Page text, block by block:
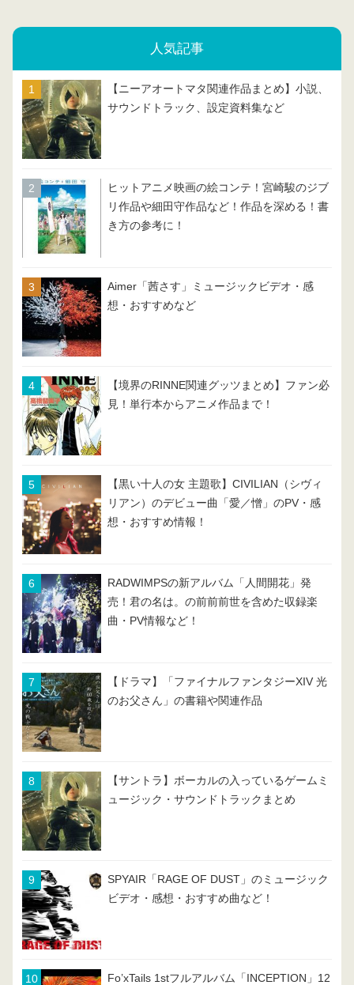
人気記事
【ニーアオートマタ関連作品まとめ】小説、
サウンドトラック、設定資料集など
ヒットアニメ映画の絵コンテ！宮崎駿のジブ
リ作品や細田守作品など！作品を深める！書
き方の参考に！
Aimer「茜さす」ミュージックビデオ・感
想・おすすめなど
【境界のRINNE関連グッツまとめ】ファン必
見！単行本からアニメ作品まで！
【黒い十人の女 主題歌】CIVILIAN（シヴィ
リアン）のデビュー曲「愛／憎」のPV・感
想・おすすめ情報！
RADWIMPSの新アルバム「人間開花」発
売！君の名は。の前前前世を含めた収録楽
曲・PV情報など！
【ドラマ】「ファイナルファンタジーXIV 光
のお父さん」の書籍や関連作品
【サントラ】ボーカルの入っているゲームミ
ュージック・サウンドトラックまとめ
SPYAIR「RAGE OF DUST」のミュージック
ビデオ・感想・おすすめ曲など！
Fo’xTails 1stフルアルバム「INCEPTION」12